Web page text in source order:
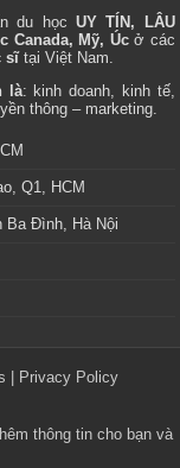
du học UY TÍN, LÂU
Canada, Mỹ, Úcở các
sĩtại Việt Nam.
là: kinh doanh, kinh tế,
thông – marketing.
Q1, HCM
Ba Đình, Hà Nội
Privacy Policy
thông tin cho bạn và